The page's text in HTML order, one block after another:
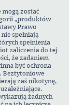
zostać
„produktów
Prawo
spełniają
spełnienia
zaliczenia do tej
że zadaniem
być ochrona
Beztytoniowe
zaś nikotynę,
żadnych